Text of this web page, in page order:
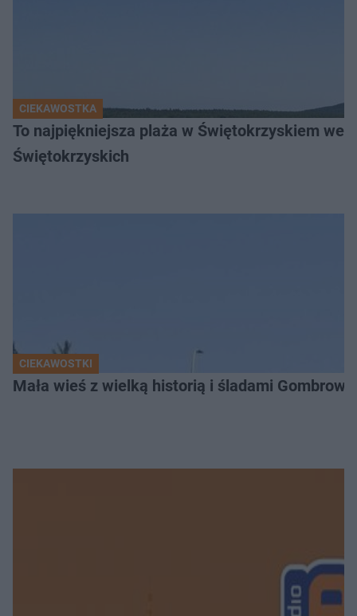
CIEKAWOSTKA
To najpiękniejsza plaża w Świętokrzyskiem
Świętokrzyskich
CIEKAWOSTKI
Mała wieś z wielką historią i śladami